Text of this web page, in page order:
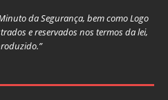
da Segurança, bem como Logo
e reservados nos termos da lei,